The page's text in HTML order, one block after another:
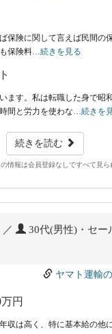
保険に関して言えば民間の
保険料… 続きを見る
ます。私は転職した身で昭
間と労力を使わな… 続きを
続きを読む
情報は会員登録なしですべて見ら
／
30代(男性)・セー
ヤマト運輸
円
収は高く、特に基本給の他